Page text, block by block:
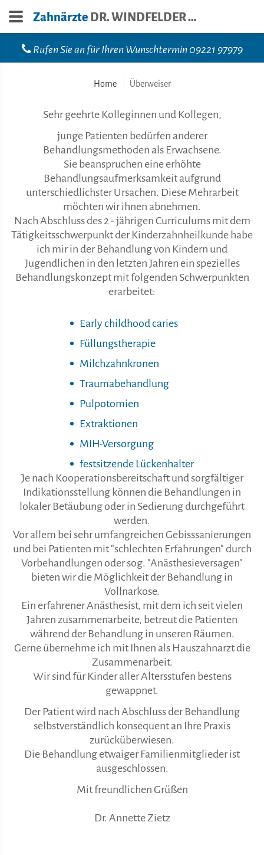
Rufen Sie an für Ihren Wunschtermin 09221 97979
Zahnärzte DR. WINDFELDER | DR. ZIETZ
Home Überweiser
Sehr geehrte Kolleginnen und Kollegen,
junge Patienten bedürfen anderer
Behandlungsmethoden als Erwachsene.
Sie beanspruchen eine erhöhte
Behandlungsaufmerksamkeit aufgrund
unterschiedlichster Ursachen. Diese Mehrarbeit
möchten wir ihnen abnehmen.
Nach Abschluss des 2 - jährigen Curriculums mit dem
Tätigkeitsschwerpunkt der Kinderzahnheilkunde habe
ich mir in der Behandlung von Kindern und
Jugendlichen in den letzten Jahren ein spezielles
Behandlungskonzept mit folgenden Schwerpunkten
erarbeitet:
Early childhood caries
Füllungstherapie
Milchzahnkronen
Traumabehandlung
Pulpotomien
Extraktionen
MIH-Versorgung
festsitzende Lückenhalter
Je nach Kooperationsbereitschaft und sorgfältiger
Indikationsstellung können die Behandlungen in
lokaler Betäubung oder in Sedierung durchgeführt
werden.
Vor allem bei sehr umfangreichen Gebisssanierungen
und bei Patienten mit "schlechten Erfahrungen" durch
Vorbehandlungen oder sog. "Anästhesieversagen"
bieten wir die Möglichkeit der Behandlung in
Vollnarkose.
Ein erfahrener Anästhesist, mit dem ich seit vielen
Jahren zusammenarbeite, betreut die Patienten
während der Behandlung in unseren Räumen.
Gerne übernehme ich mit Ihnen als Hauszahnarzt die
Zusammenarbeit.
Wir sind für Kinder aller Altersstufen bestens
gewappnet.
Der Patient wird nach Abschluss der Behandlung
selbstverständlich konsequent an Ihre Praxis
zurücküberwiesen.
Die Behandlung etwaiger Familienmitglieder ist
ausgeschlossen.
Mit freundlichen Grüßen
Dr. Annette Zietz